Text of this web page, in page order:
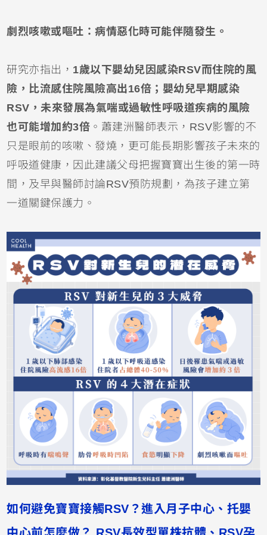
劇烈咳嗽或嘔吐：病情惡化時可能伴隨發生。
研究亦指出， 1歲以下嬰幼兒 因感染RSV而住院的風
險，比流感住院風險高出16倍；嬰幼兒早期感染
RSV，未來發展為氣喘或過敏性呼吸道疾病的風險
也可能增加約3倍 。蕭建洲醫師表示，RSV影響的不
只是眼前的咳嗽、發燒，更可能長期影響孩子未來的
呼吸道健康，因此建議父母把握寶寶出生後的第一時
間，及早與醫師討論RSV預防規劃，為孩子建立第
一道關鍵保護力。
如何避免寶寶接觸RSV？進入月子中心、托嬰